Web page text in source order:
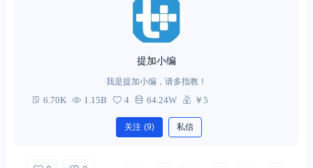
提加小编
我是提加小编，请多指教！
6.70K 1.15B 4 64.24W ￥5
关注 (9) 私信